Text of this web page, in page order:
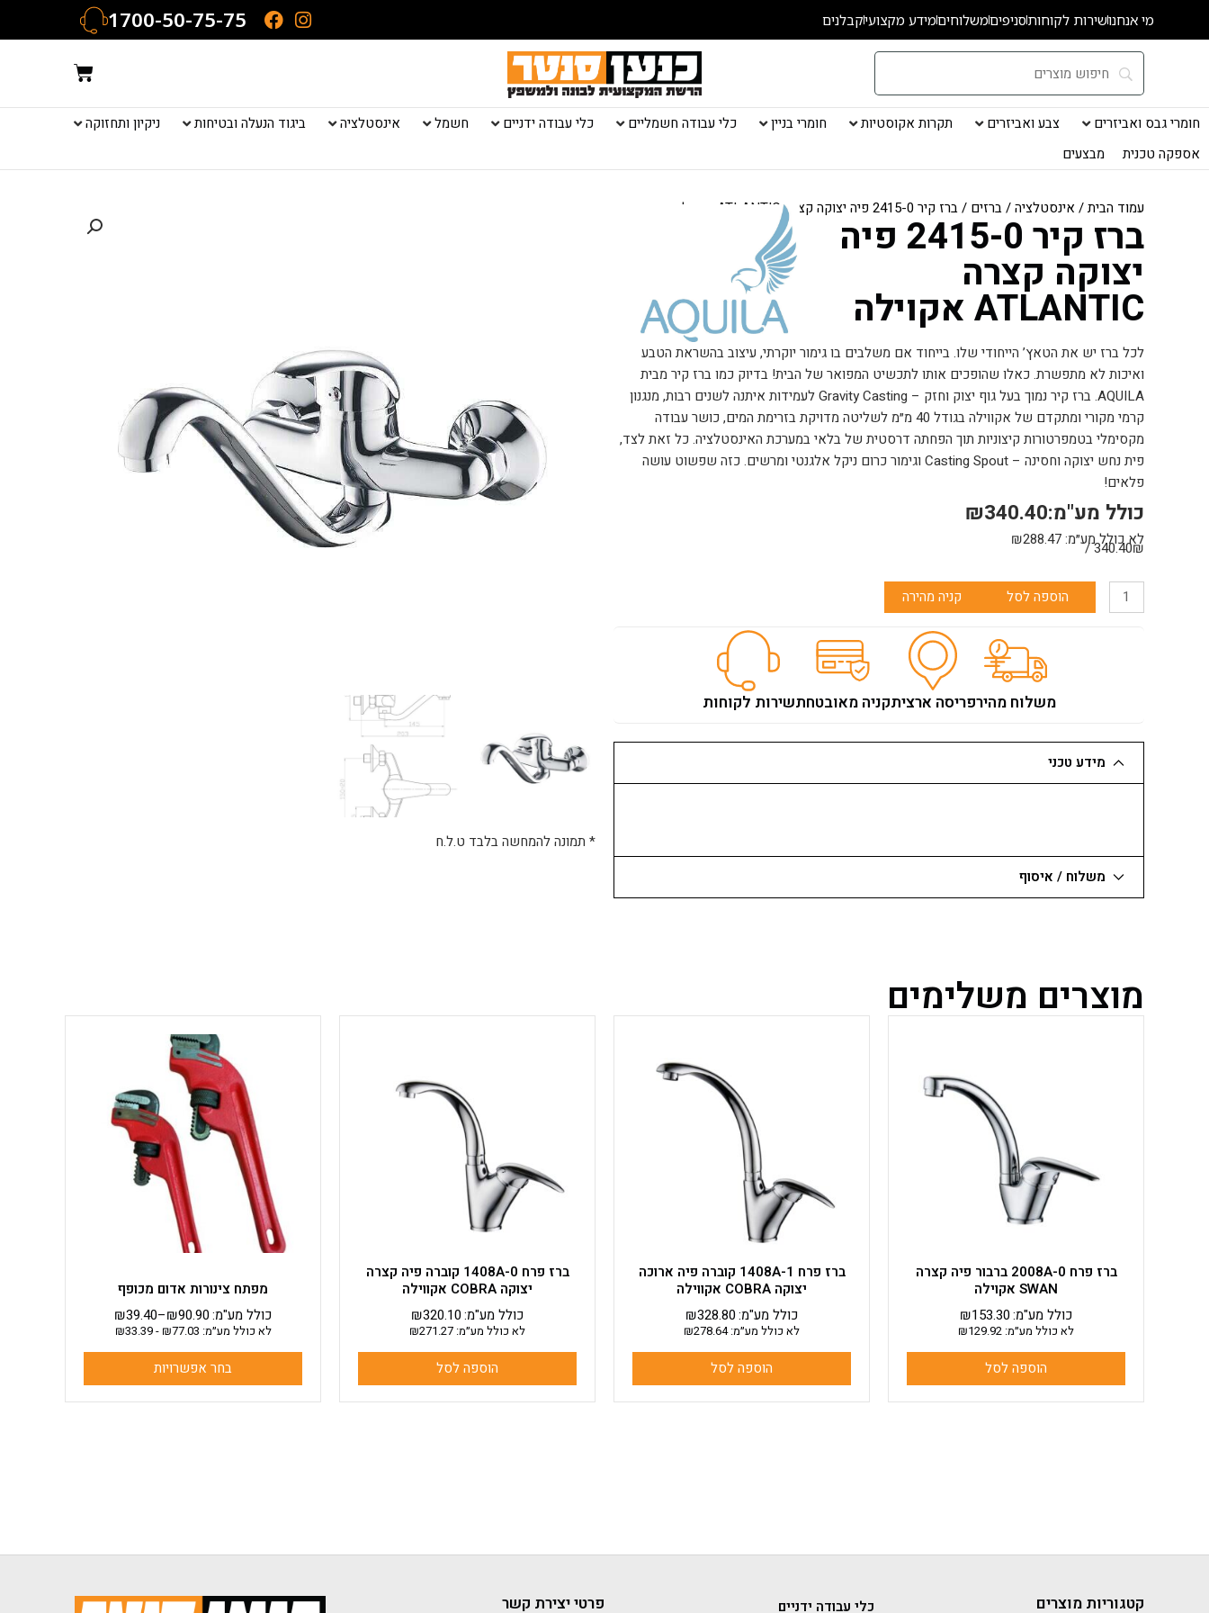
מי אנחנושירות לקוחותסניפיםמשלוחיםמידע מקצועיקבלנים 1700-50-75-75
עגלת
קניות
חומרי גבס ואביזרים צבע ואביזרים תקרות אקוסטיות חומרי בניין כלי עבודה חשמליים כלי עבודה ידניים חשמל אינסטלציה ביגוד הנעלה ובטיחות
ניקיון ותחזוקה
אספקה טכנית
מבצעים
עמוד הבית/ אינסטלציה/ברזים / ברז קיר 2415-0 פיה יצוקה קצרה ATLANTIC אקוילה
ברז קיר 2415-0 פיה
יצוקה קצרה
ATLANTIC אקוילה
לכל ברז יש את הטאץ’ הייחודי שלו. בייחוד אם משלבים בו גימור יוקרתי, עיצוב בהשראת הטבע
ואיכות לא מתפשרת. כאלו שהופכים אותו לתכשיט המפואר של הבית! בדיוק כמו ברז קיר מבית
AQUILA. ברז קיר נמוך בעל גוף יצוק וחזק – Gravity Casting לעמידות איתנה לשנים רבות, מנגנון
קרמי מקורי ומתקדם של אקווילה בגודל 40 מ״מ לשליטה מדויקת בזרימת המים, כושר עבודה
מקסימלי בטמפרטורות קיצוניות תוך הפחתה דרסטית של בלאי במערכת האינסטלציה. כל זאת לצד,
פית נחש יצוקה וחסינה – Casting Spout וגימור כרום ניקל אלגנטי ומרשים. כזה שפשוט עושה
פלאים!
₪340.40כולל מע"מ:
לא כולל מע״מ: ₪288.47
340.40₪ /
כמות
קצרה
הוספה לסל קניה מהירה
משלוח מהירפריסה ארציתקניה מאובטחתשירות לקוחות
מידע טכני
משלוח / איסוף
* תמונה להמחשה בלבד ט.ל.ח
מוצרים משלימים
ברז פרח 2008A-0 ברבור פיה קצרה
SWAN אקוילה
₪153.30כולל מע"מ:
לא כולל מע״מ: ₪129.92
הוספה לסל
ברז פרח 1408A-1 קוברה פיה ארוכה
יצוקה COBRA אקווילה
₪328.80כולל מע"מ:
לא כולל מע״מ: ₪278.64
הוספה לסל
ברז פרח 1408A-0 קוברה פיה קצרה
יצוקה COBRA אקווילה
₪320.10כולל מע"מ:
לא כולל מע״מ: ₪271.27
הוספה לסל
מפתח צינורות אדום מכופף
₪39.40–₪90.90כולל מע"מ:
לא כולל מע״מ: ₪77.03
-
₪33.39
בחר אפשרויות
זה
יש
מספר
סוגים.
ניתן
לבחור
את
האפשרויות
בעמוד
המוצר
קטגוריות מוצרים כלי עבודה ידניים פרטי יצירת קשר